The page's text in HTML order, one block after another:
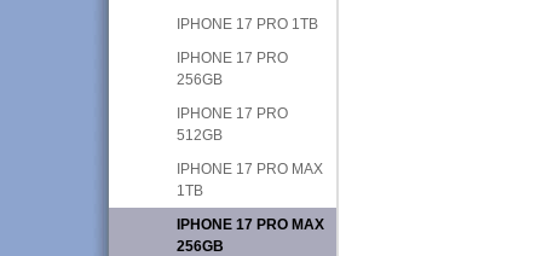
IPHONE 17 PRO 1TB
IPHONE 17 PRO
256GB
IPHONE 17 PRO
512GB
IPHONE 17 PRO MAX
1TB
IPHONE 17 PRO MAX
256GB